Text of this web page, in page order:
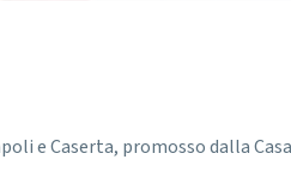
e Caserta, promosso dalla